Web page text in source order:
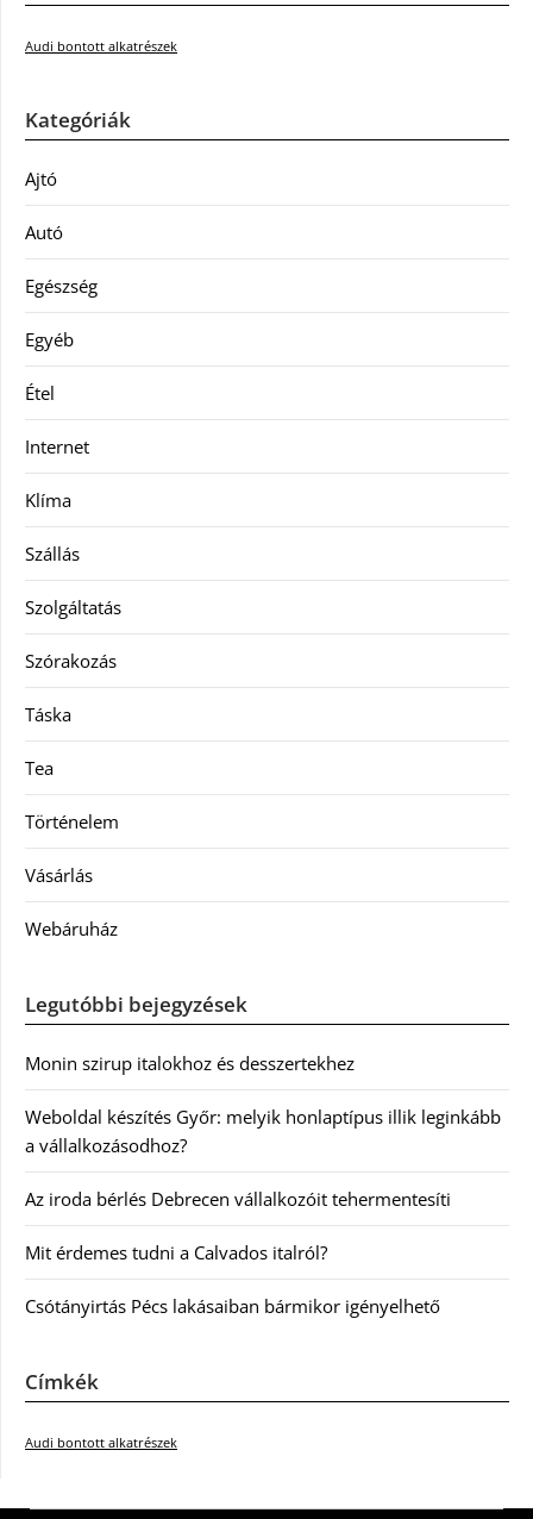
Audi bontott alkatrészek
Kategóriák
Ajtó
Autó
Egészség
Egyéb
Étel
Internet
Klíma
Szállás
Szolgáltatás
Szórakozás
Táska
Tea
Történelem
Vásárlás
Webáruház
Legutóbbi bejegyzések
Monin szirup italokhoz és desszertekhez
Weboldal készítés Győr: melyik honlaptípus illik leginkább
a vállalkozásodhoz?
Az iroda bérlés Debrecen vállalkozóit tehermentesíti
Mit érdemes tudni a Calvados italról?
Csótányirtás Pécs lakásaiban bármikor igényelhető
Címkék
Audi bontott alkatrészek